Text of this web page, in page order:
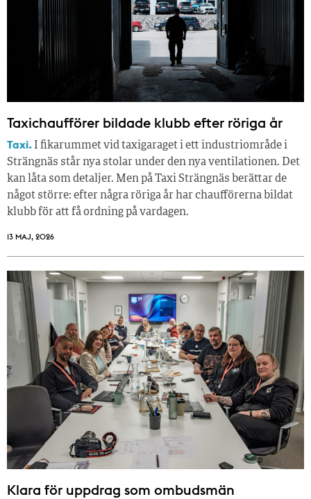
Taxichaufförer bildade klubb efter röriga år
Taxi. I fikarummet vid taxigaraget i ett industriområde i
Strängnäs står nya stolar under den nya ventilationen. Det
kan låta som detaljer. Men på Taxi Strängnäs berättar de
något större: efter några röriga år har chaufförerna bildat
klubb för att få ordning på vardagen.
13 MAJ, 2026
Klara för uppdrag som ombudsmän